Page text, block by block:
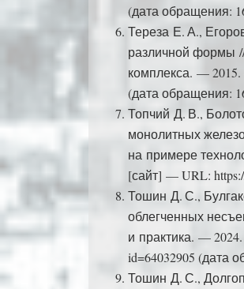
(дата обращения:
Тереза Е. А.,
различной формы
комплекса. —
(дата обращения:
Топчий Д. В.,
монолитных
на примере
[сайт] — URL:
Тошин Д. С.,
облегченных
и практика. —
id=64032905 (дата
Тошин Д. С.,